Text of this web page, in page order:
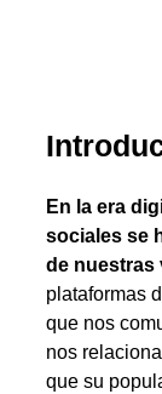
En la era
sociales se
de nuestras
plataformas
que nos
nos
que su